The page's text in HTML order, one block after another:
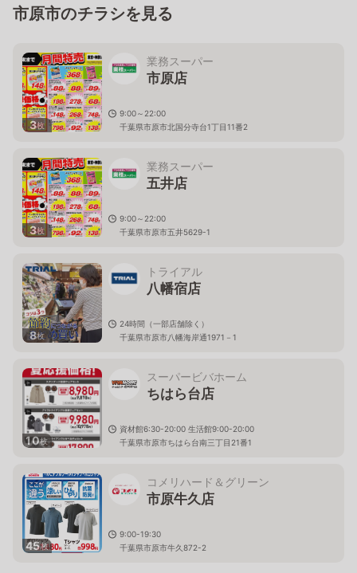
市原市のチラシを見る
3枚
業務スーパー
市原店
9:00～22:00
千葉県市原市北国分寺台1丁目11番2
3枚
業務スーパー
五井店
9:00～22:00
千葉県市原市五井5629-1
8枚
トライアル
八幡宿店
24時間（一部店舗除く）
千葉県市原市八幡海岸通1971－1
10枚
スーパービバホーム
ちはら台店
資材館6:30-20:00 生活館9:00-20:00
千葉県市原市ちはら台南三丁目21番1
45枚
コメリハード＆グリーン
市原牛久店
9:00-19:30
千葉県市原市牛久872-2